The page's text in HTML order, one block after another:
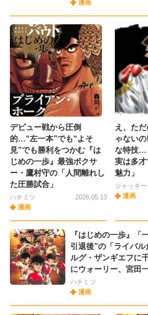
漫画
デビュー戦から圧倒
的…“左一本”でも“よそ
見”でも勝利をつかむ『は
じめの一歩』最強ボクサ
ー・鷹村守の「人間離れし
た圧勝試合」
ハチミツ
漫画
2026.05.13
え、た
ゃない
な特技…
実は多
魅力」
ジャッキー
漫画
『はじめの一歩』「
引退後”の「ライバ
ルグ・ザンギエフに
にウォーリー、宮田
ハチミツ
漫画